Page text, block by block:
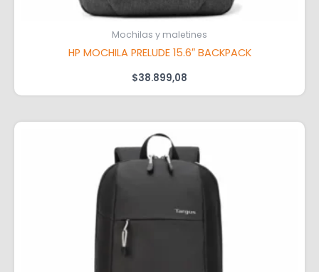
Mochilas y maletines
HP MOCHILA PRELUDE 15.6″ BACKPACK
$38.899,08